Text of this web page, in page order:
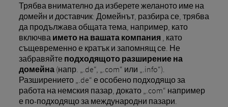
Трябва внимателно да изберете желаното име на
домейн и доставчик: Домейнът, разбира се, трябва
да продължава общата тема, например, като
включва името на вашата компания, като
същевременно е кратък и запомнящ се. Не
забравяйте подходящото разширение на
домейна(напр. „.de“, „.com“ или „.info“).
Разширението „.de“ е особено подходящо за
работа на немския пазар, докато „.com“ например
е по-подходящо за международни пазари.